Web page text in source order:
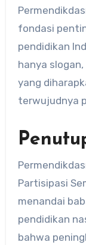
fondasi
pendidikan
hanya
yang
terwujudnya
Partisipasi
menandai
pendidikan
bahwa